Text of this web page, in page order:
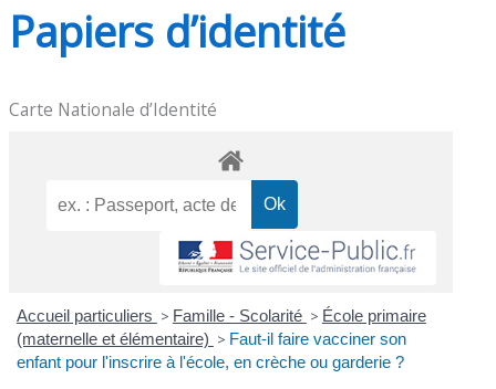
Papiers d’identité
Carte Nationale d’Identité
Accueil particuliers > Famille - Scolarité > École primaire
(maternelle et élémentaire) > Faut-il faire vacciner son
enfant pour l'inscrire à l'école, en crèche ou garderie ?